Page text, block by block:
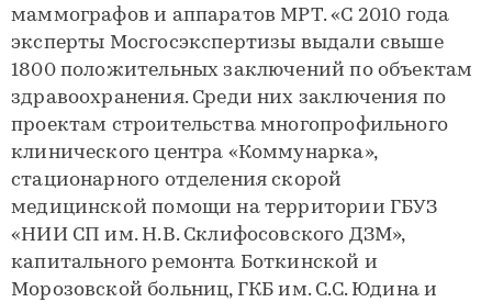
маммографов и аппаратов МРТ. «С 2010 года
эксперты Мосгосэкспертизы выдали свыше
1800 положительных заключений по объектам
здравоохранения. Среди них заключения по
проектам строительства многопрофильного
клинического центра «Коммунарка»,
стационарного отделения скорой
медицинской помощи на территории ГБУЗ
«НИИ СП им. Н.В. Склифосовского ДЗМ»,
капитального ремонта Боткинской и
Морозовской больниц, ГКБ им. С.С. Юдина и